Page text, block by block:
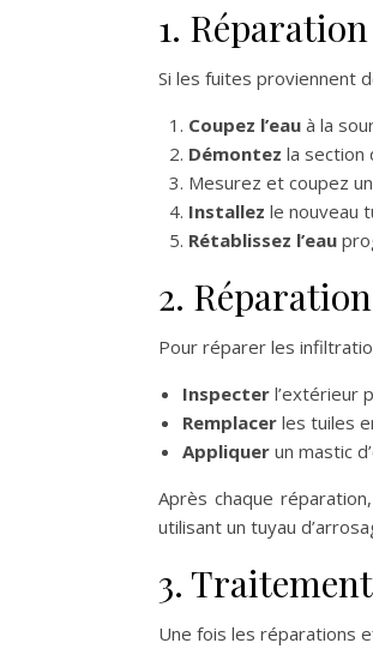
1.
Si les fuites proviennent
Coupez l’eau à la
Démontez la section
Mesurez et coupez
Installez le nouveau
Rétablissez l’eau
2.
Pour réparer les
Inspecter l’extérieur
Remplacer les tuiles
Appliquer un mastic
Après chaque
utilisant un tuyau
3.
Une fois les réparations